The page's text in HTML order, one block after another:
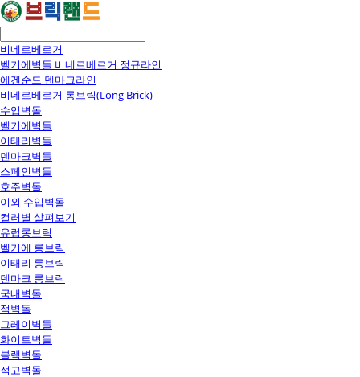
비네르베르거
벨기에벽돌 비네르베르거 정규라인
에겐순드 덴마크라인
비네르베르거 롱브릭(Long Brick)
수입벽돌
벨기에벽돌
이태리벽돌
덴마크벽돌
스페인벽돌
호주벽돌
이외 수입벽돌
컬러별 살펴보기
유럽롱브릭
벨기에 롱브릭
이태리 롱브릭
덴마크 롱브릭
국내벽돌
적벽돌
그레이벽돌
화이트벽돌
블랙벽돌
적고벽돌